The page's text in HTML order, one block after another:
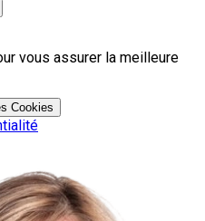
vous assurer la meilleure
Cookies